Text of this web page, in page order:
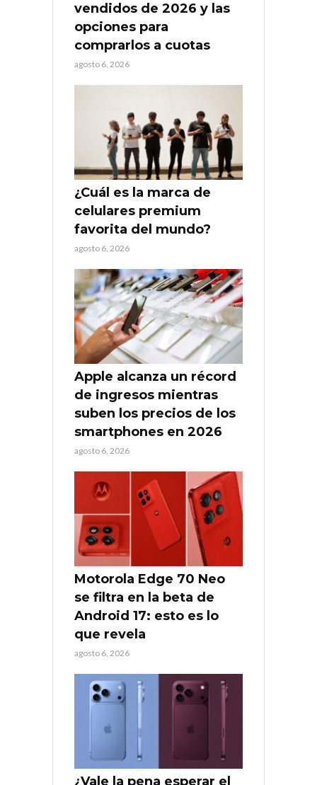
vendidos de 2026 y las
opciones para
comprarlos a cuotas
agosto 6, 2026
¿Cuál es la marca de
celulares premium
favorita del mundo?
agosto 6, 2026
Apple alcanza un récord
de ingresos mientras
suben los precios de los
smartphones en 2026
agosto 6, 2026
Motorola Edge 70 Neo
se filtra en la beta de
Android 17: esto es lo
que revela
agosto 6, 2026
¿Vale la pena esperar el